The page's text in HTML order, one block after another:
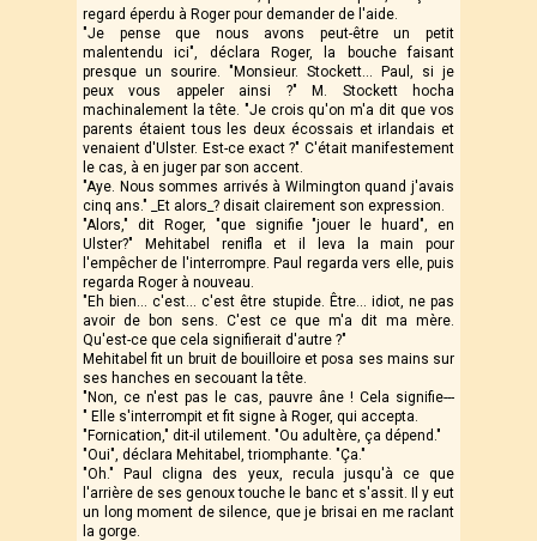
regard éperdu à Roger pour demander de l'aide.
"Je pense que nous avons peut-être un petit
malentendu ici", déclara Roger, la bouche faisant
presque un sourire. "Monsieur. Stockett... Paul, si je
peux vous appeler ainsi ?" M. Stockett hocha
machinalement la tête. "Je crois qu'on m'a dit que vos
parents étaient tous les deux écossais et irlandais et
venaient d'Ulster. Est-ce exact ?" C'était manifestement
le cas, à en juger par son accent.
"Aye. Nous sommes arrivés à Wilmington quand j'avais
cinq ans." _Et alors_? disait clairement son expression.
"Alors," dit Roger, "que signifie "jouer le huard", en
Ulster?" Mehitabel renifla et il leva la main pour
l'empêcher de l'interrompre. Paul regarda vers elle, puis
regarda Roger à nouveau.
"Eh bien… c'est… c'est être stupide. Être… idiot, ne pas
avoir de bon sens. C'est ce que m'a dit ma mère.
Qu'est-ce que cela signifierait d'autre ?"
Mehitabel fit un bruit de bouilloire et posa ses mains sur
ses hanches en secouant la tête.
"Non, ce n'est pas le cas, pauvre âne ! Cela signifie---
" Elle s'interrompit et fit signe à Roger, qui accepta.
"Fornication," dit-il utilement. "Ou adultère, ça dépend."
"Oui", déclara Mehitabel, triomphante. "Ça."
"Oh." Paul cligna des yeux, recula jusqu'à ce que
l'arrière de ses genoux touche le banc et s'assit. Il y eut
un long moment de silence, que je brisai en me raclant
la gorge.